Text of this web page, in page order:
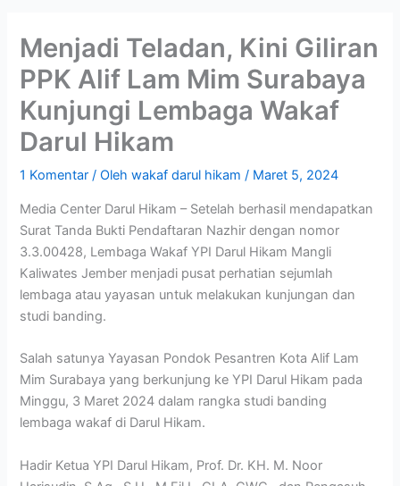
Menjadi Teladan, Kini Giliran
PPK Alif Lam Mim Surabaya
Kunjungi Lembaga Wakaf
Darul Hikam
1 Komentar / Olehwakaf darul hikam/ Maret 5, 2024
Media Center Darul Hikam – Setelah berhasil mendapatkan
Surat Tanda Bukti Pendaftaran Nazhir dengan nomor
3.3.00428, Lembaga Wakaf YPI Darul Hikam Mangli
Kaliwates Jember menjadi pusat perhatian sejumlah
lembaga atau yayasan untuk melakukan kunjungan dan
studi banding.
Salah satunya Yayasan Pondok Pesantren Kota Alif Lam
Mim Surabaya yang berkunjung ke YPI Darul Hikam pada
Minggu, 3 Maret 2024 dalam rangka studi banding
lembaga wakaf di Darul Hikam.
Hadir Ketua YPI Darul Hikam, Prof. Dr. KH. M. Noor